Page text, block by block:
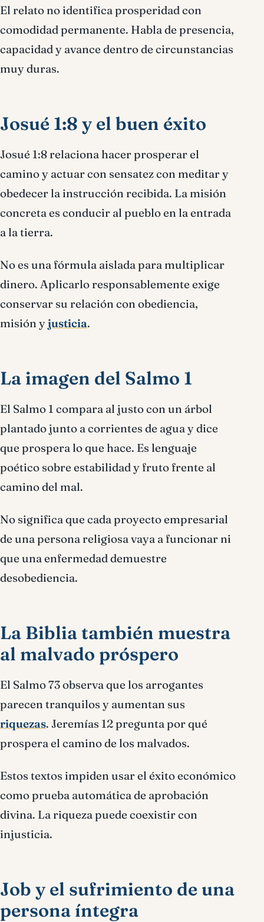
El relato no identifica prosperidad con
comodidad permanente. Habla de presencia,
capacidad y avance dentro de circunstancias
muy duras.
Josué 1:8 y el buen éxito
Josué 1:8 relaciona hacer prosperar el
camino y actuar con sensatez con meditar y
obedecer la instrucción recibida. La misión
concreta es conducir al pueblo en la entrada
a la tierra.
No es una fórmula aislada para multiplicar
dinero. Aplicarlo responsablemente exige
conservar su relación con obediencia,
misión yjusticia.
La imagen del Salmo 1
El Salmo 1 compara al justo con un árbol
plantado junto a corrientes de agua y dice
que prospera lo que hace. Es lenguaje
poético sobre estabilidad y fruto frente al
camino del mal.
No significa que cada proyecto empresarial
de una persona religiosa vaya a funcionar ni
que una enfermedad demuestre
desobediencia.
La Biblia también muestra
al malvado próspero
El Salmo 73 observa que los arrogantes
parecen tranquilos y aumentan sus
riquezas. Jeremías 12 pregunta por qué
prospera el camino de los malvados.
Estos textos impiden usar el éxito económico
como prueba automática de aprobación
divina. La riqueza puede coexistir con
injusticia.
Job y el sufrimiento de una
persona íntegra